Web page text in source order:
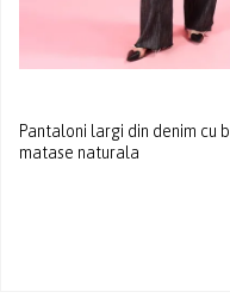
Pantaloni largi din denim cu
matase naturala